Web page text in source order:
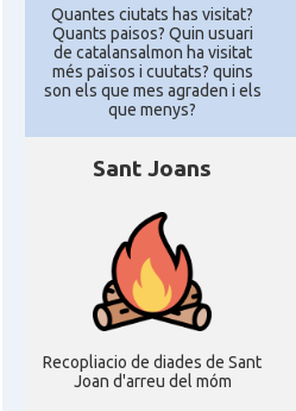
Quantes ciutats has visitat?
Quants paisos? Quin usuari
de catalansalmon ha visitat
més països i cuutats? quins
son els que mes agraden i els
que menys?
Sant Joans
Recopliacio de diades de Sant
Joan d'arreu del móm